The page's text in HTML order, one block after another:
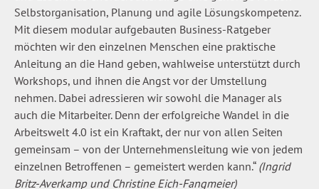
Selbstorganisation, Planung und agile Lösungskompetenz.
Mit diesem modular aufgebauten Business-Ratgeber
möchten wir den einzelnen Menschen eine praktische
Anleitung an die Hand geben, wahlweise unterstützt durch
Workshops, und ihnen die Angst vor der Umstellung
nehmen. Dabei adressieren wir sowohl die Manager als
auch die Mitarbeiter. Denn der erfolgreiche Wandel in die
Arbeitswelt 4.0 ist ein Kraftakt, der nur von allen Seiten
gemeinsam – von der Unternehmensleitung wie von jedem
einzelnen Betroffenen – gemeistert werden kann.“ (Ingrid
Britz-Averkamp und Christine Eich-Fangmeier)